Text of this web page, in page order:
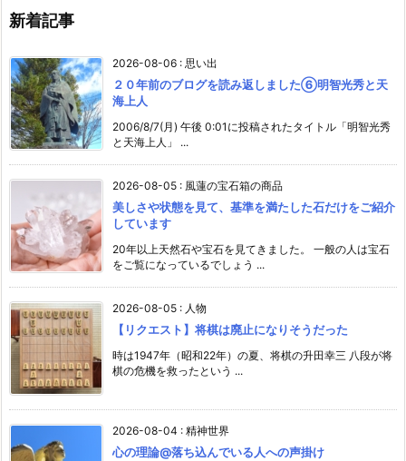
新着記事
2026-08-06 : 思い出
２０年前のブログを読み返しました⑥明智光秀と天
海上人
2006/8/7(月) 午後 0:01に投稿されたタイトル「明智光秀
と天海上人」 ...
2026-08-05 : 風蓮の宝石箱の商品
美しさや状態を見て、基準を満たした石だけをご紹介
しています
20年以上天然石や宝石を見てきました。 一般の人は宝石
をご覧になっているでしょう ...
2026-08-05 : 人物
【リクエスト】将棋は廃止になりそうだった
時は1947年（昭和22年）の夏、将棋の升田幸三 八段が将
棋の危機を救ったという ...
2026-08-04 : 精神世界
心の理論@落ち込んでいる人への声掛け